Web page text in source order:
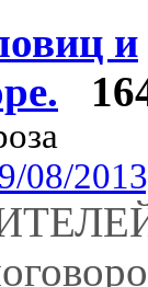
и
08/